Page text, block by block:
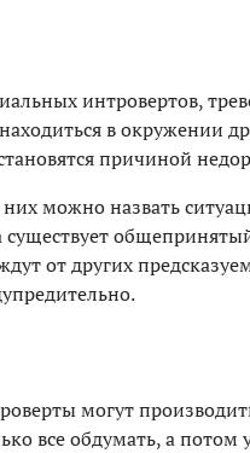
интровертов,
в окружении
причиной
можно назвать
существует
от других
могут
все обдумать, а